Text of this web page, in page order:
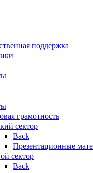
поддержка
грамотность
сектор
Back
Презентационные
сектор
Back